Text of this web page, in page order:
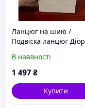
Ланцюг на шию /
Подвіска ланцюг Діор
ланцюг
В наявності
1 497₴
Купити